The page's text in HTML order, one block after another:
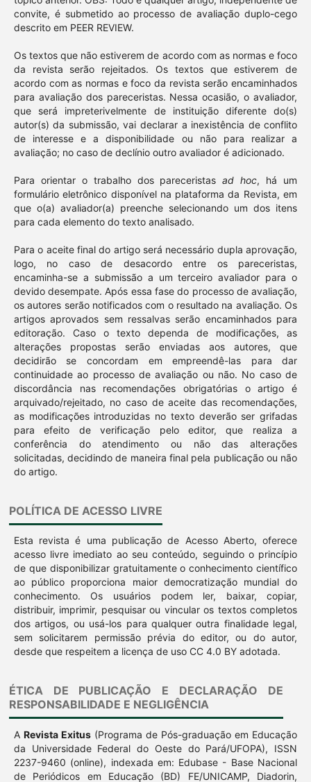
convite, é submetido ao processo de avaliação duplo-cego
descrito em PEER REVIEW.
Os textos que não estiverem de acordo com as normas e foco
da revista serão rejeitados. Os textos que estiverem de
acordo com as normas e foco da revista serão encaminhados
para avaliação dos pareceristas. Nessa ocasião, o avaliador,
que será impreterivelmente de instituição diferente do(s)
autor(s) da submissão, vai declarar a inexistência de conflito
de interesse e a disponibilidade ou não para realizar a
avaliação; no caso de declínio outro avaliador é adicionado.
Para orientar o trabalho dos pareceristasad hoc, há um
formulário eletrônico disponível na plataforma da Revista, em
que o(a) avaliador(a) preenche selecionando um dos itens
para cada elemento do texto analisado.
Para o aceite final do artigo será necessário dupla aprovação,
logo, no caso de desacordo entre os pareceristas,
encaminha-se a submissão a um terceiro avaliador para o
devido desempate. Após essa fase do processo de avaliação,
os autores serão notificados com o resultado na avaliação. Os
artigos aprovados sem ressalvas serão encaminhados para
editoração. Caso o texto dependa de modificações, as
alterações propostas serão enviadas aos autores, que
decidirão se concordam em empreendê-las para dar
continuidade ao processo de avaliação ou não. No caso de
discordância nas recomendações obrigatórias o artigo é
arquivado/rejeitado, no caso de aceite das recomendações,
as modificações introduzidas no texto deverão ser grifadas
para efeito de verificação pelo editor, que realiza a
conferência do atendimento ou não das alterações
solicitadas, decidindo de maneira final pela publicação ou não
do artigo.
POLÍTICA DE ACESSO LIVRE
Esta revista é uma publicação de Acesso Aberto, oferece
acesso livre imediato ao seu conteúdo, seguindo o princípio
de que disponibilizar gratuitamente o conhecimento científico
ao público proporciona maior democratização mundial do
conhecimento. Os usuários podem ler, baixar, copiar,
distribuir, imprimir, pesquisar ou vincular os textos completos
dos artigos, ou usá-los para qualquer outra finalidade legal,
sem solicitarem permissão prévia do editor, ou do autor,
desde que respeitem a licença de uso CC 4.0 BY adotada.
ÉTICA DE PUBLICAÇÃO E DECLARAÇÃO DE
RESPONSABILIDADE E NEGLIGÊNCIA
A Revista Exitus (Programa de Pós-graduação em Educação
da Universidade Federal do Oeste do Pará/UFOPA), ISSN
2237-9460 (online), indexada em: Edubase - Base Nacional
de Periódicos em Educação (BD) FE/UNICAMP, Diadorin,